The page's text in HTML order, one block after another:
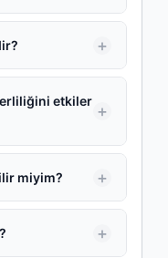
etkiler
miyim?